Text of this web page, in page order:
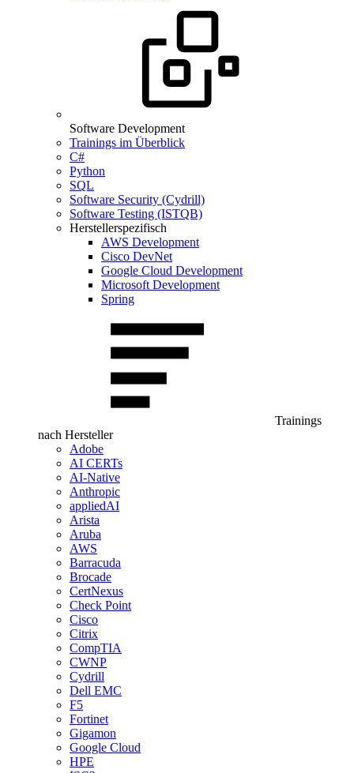
Software Development
Trainings im Überblick
C#
Python
SQL
Software Security (Cydrill)
Software Testing (ISTQB)
Herstellerspezifisch
AWS Development
Cisco DevNet
Google Cloud Development
Microsoft Development
Spring
Trainings
nach Hersteller
Adobe
AI CERTs
AI-Native
Anthropic
appliedAI
Arista
Aruba
AWS
Barracuda
Brocade
CertNexus
Check Point
Cisco
Citrix
CompTIA
CWNP
Cydrill
Dell EMC
F5
Fortinet
Gigamon
Google Cloud
HPE